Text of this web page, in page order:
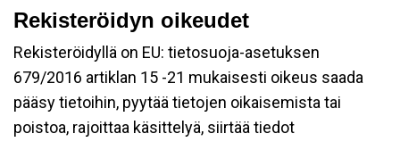
Rekisteröidyn oikeudet
Rekisteröidyllä on EU: tietosuoja-asetuksen
679/2016 artiklan 15 -21 mukaisesti oikeus saada
pääsy tietoihin, pyytää tietojen oikaisemista tai
poistoa, rajoittaa käsittelyä, siirtää tiedot